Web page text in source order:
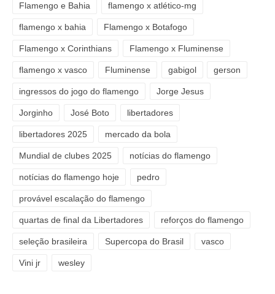
Flamengo e Bahia flamengo x atlético-mg
flamengo x bahia Flamengo x Botafogo
Flamengo x Corinthians Flamengo x Fluminense
flamengo x vasco Fluminense gabigol gerson
ingressos do jogo do flamengo Jorge Jesus
Jorginho José Boto libertadores
libertadores 2025 mercado da bola
Mundial de clubes 2025 notícias do flamengo
notícias do flamengo hoje pedro
provável escalação do flamengo
quartas de final da Libertadores reforços do flamengo
seleção brasileira Supercopa do Brasil vasco
Vini jr wesley